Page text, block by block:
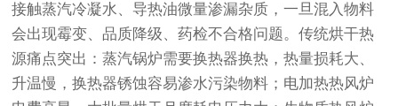
接触蒸汽冷凝水、导热油微量渗漏杂质，一旦混入物料
会出现霉变、品质降级、药检不合格问题。传统烘干热
源痛点突出：蒸汽锅炉需要换热器换热，热量损耗大、
升温慢，换热器锈蚀容易渗水污染物料；电加热热风炉